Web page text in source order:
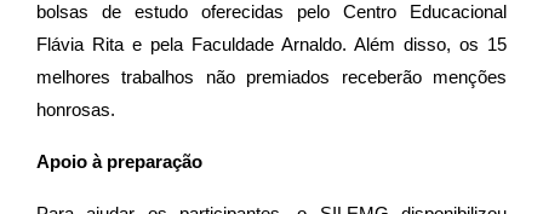
bolsas de estudo oferecidas pelo Centro Educacional
Flávia Rita e pela Faculdade Arnaldo. Além disso, os 15
melhores trabalhos não premiados receberão menções
honrosas.
Apoio à preparação